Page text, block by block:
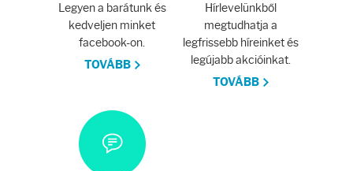
Legyen a barátunk és
kedveljen minket
facebook-on.
TOVÁBB
Hírlevelünkből
megtudhatja a
legfrissebb híreinket és
legújabb akcióinkat.
TOVÁBB